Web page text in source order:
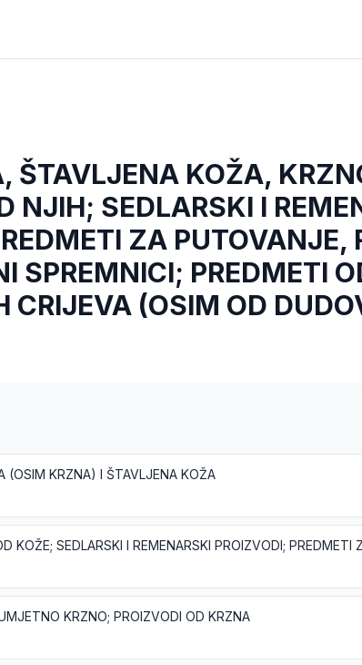
ŠTAVLJENA KOŽA,
NJIH; SEDLARSKI I
ZA PUTOVANJE,
SPREMNICI; PREDMETI
CRIJEVA (OSIM OD
(OSIM KRZNA) I ŠTAVLJENA KOŽA
KRZNO; PROIZVODI OD KRZNA